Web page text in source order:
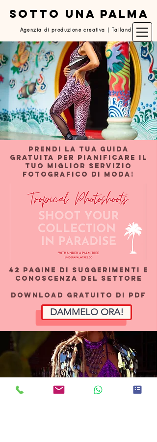
SOTTO UNA PALMA
Agenzia di produzione creativa | Tailandia
prendi la tua guida
GRATUITA per pianificare il
tuo miglior servizio
fotografico di moda!
42 pagine di suggerimenti e
conoscenza del settore
download gratuito di pdf
DAMMELO ORA!